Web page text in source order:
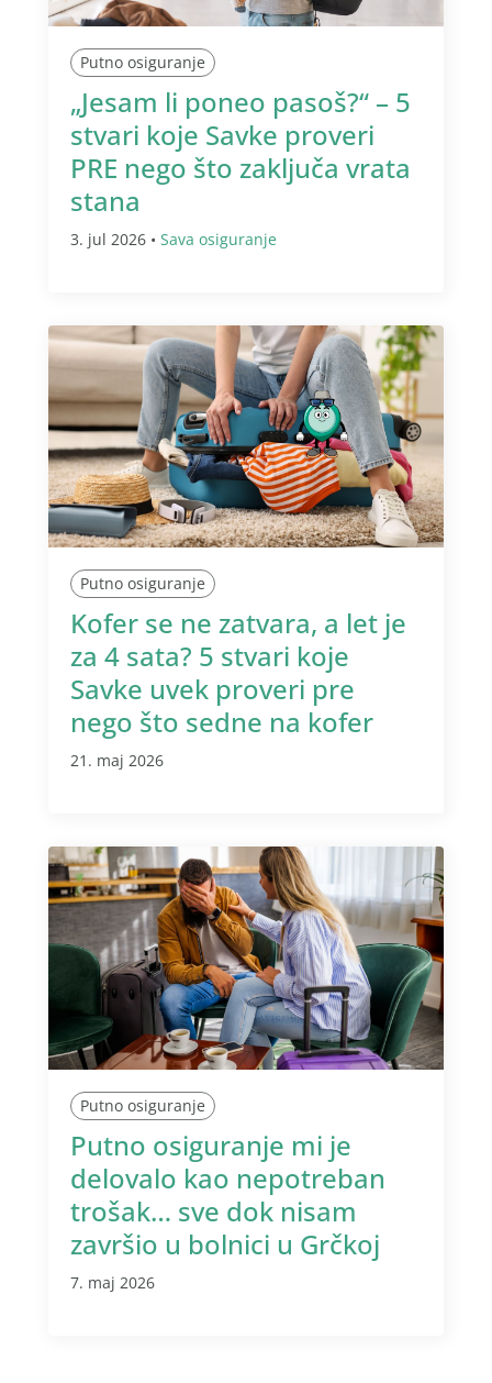
Putno osiguranje
„Jesam li poneo pasoš?“ – 5
stvari koje Savke proveri
PRE nego što zaključa vrata
stana
3. jul 2026 • Sava osiguranje
Putno osiguranje
Kofer se ne zatvara, a let je
za 4 sata? 5 stvari koje
Savke uvek proveri pre
nego što sedne na kofer
21. maj 2026
Putno osiguranje
Putno osiguranje mi je
delovalo kao nepotreban
trošak… sve dok nisam
završio u bolnici u Grčkoj
7. maj 2026